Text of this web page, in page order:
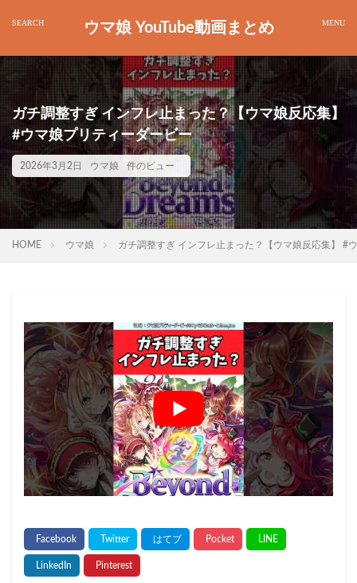
ウマ娘 YouTube動画まとめ
ガチ調整すぎ インフレ止まった？【ウマ娘反応集】
#ウマ娘プリティーダービー
2026年3月2日 ウマ娘 件のビュー
HOME ウマ娘 ガチ調整すぎ インフレ止まった？【ウマ娘反応集】 #